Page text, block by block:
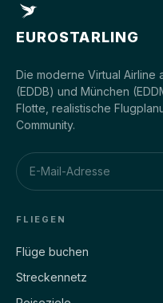
EUROSTARLING
Die moderne Virtual Airline
(EDDB) und München
Flotte, realistische
Community.
FLIEGEN
Flüge buchen
Streckennetz